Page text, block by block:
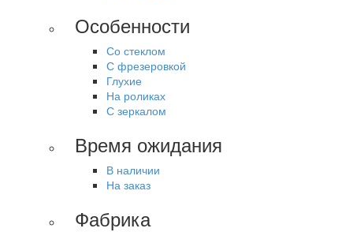
Особенности
Со стеклом
С фрезеровкой
Глухие
На роликах
С зеркалом
Время ожидания
В наличии
На заказ
Фабрика